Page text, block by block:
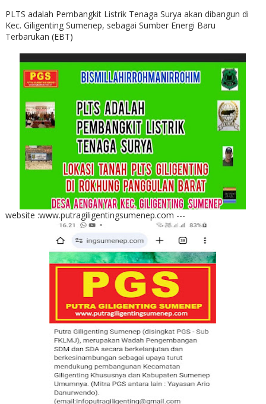
PLTS adalah Pembangkit Listrik Tenaga Surya akan dibangun di
Kec. Giligenting Sumenep, sebagai Sumber Energi Baru
Terbarukan (EBT)
website :www.putragiligentingsumenep.com ---